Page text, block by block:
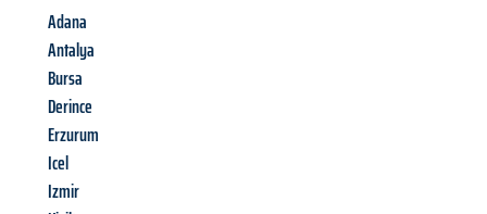
Adana
Antalya
Bursa
Derince
Erzurum
Icel
Izmir